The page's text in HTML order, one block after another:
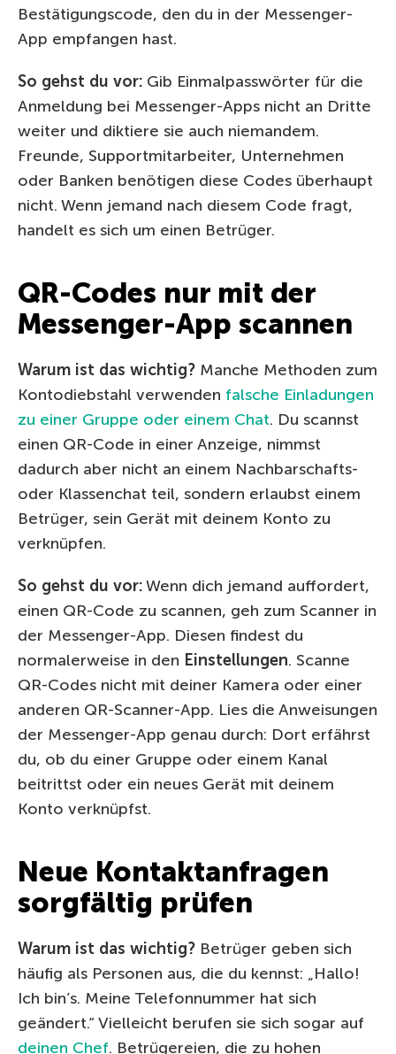
Bestätigungscode, den du in der Messenger-
App empfangen hast.
So gehst du vor: Gib Einmalpasswörter für die
Anmeldung bei Messenger-Apps nicht an Dritte
weiter und diktiere sie auch niemandem.
Freunde, Supportmitarbeiter, Unternehmen
oder Banken benötigen diese Codes überhaupt
nicht. Wenn jemand nach diesem Code fragt,
handelt es sich um einen Betrüger.
QR-Codes nur mit der
Messenger-App scannen
Warum ist das wichtig? Manche Methoden zum
Kontodiebstahl verwenden falsche Einladungen
zu einer Gruppe oder einem Chat. Du scannst
einen QR-Code in einer Anzeige, nimmst
dadurch aber nicht an einem Nachbarschafts-
oder Klassenchat teil, sondern erlaubst einem
Betrüger, sein Gerät mit deinem Konto zu
verknüpfen.
So gehst du vor:Wenn dich jemand auffordert,
einen QR-Code zu scannen, geh zum Scanner in
der Messenger-App. Diesen findest du
normalerweise in den Einstellungen. Scanne
QR-Codes nicht mit deiner Kamera oder einer
anderen QR-Scanner-App. Lies die Anweisungen
der Messenger-App genau durch: Dort erfährst
du, ob du einer Gruppe oder einem Kanal
beitrittst oder ein neues Gerät mit deinem
Konto verknüpfst.
Neue Kontaktanfragen
sorgfältig prüfen
Warum ist das wichtig? Betrüger geben sich
häufig als Personen aus, die du kennst: „Hallo!
Ich bin’s. Meine Telefonnummer hat sich
geändert.“ Vielleicht berufen sie sich sogar auf
deinen Chef. Betrügereien, die zu hohen